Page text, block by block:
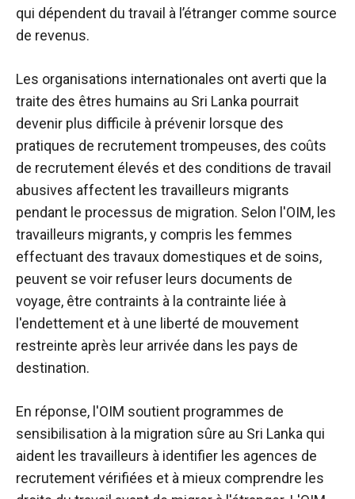
qui dépendent du travail à l’étranger comme source
de revenus.
Les organisations internationales ont averti que la
traite des êtres humains au Sri Lanka pourrait
devenir plus difficile à prévenir lorsque des
pratiques de recrutement trompeuses, des coûts
de recrutement élevés et des conditions de travail
abusives affectent les travailleurs migrants
pendant le processus de migration. Selon l'OIM, les
travailleurs migrants, y compris les femmes
effectuant des travaux domestiques et de soins,
peuvent se voir refuser leurs documents de
voyage, être contraints à la contrainte liée à
l'endettement et à une liberté de mouvement
restreinte après leur arrivée dans les pays de
destination.
En réponse, l'OIM soutient programmes de
sensibilisation à la migration sûre au Sri Lanka qui
aident les travailleurs à identifier les agences de
recrutement vérifiées et à mieux comprendre les